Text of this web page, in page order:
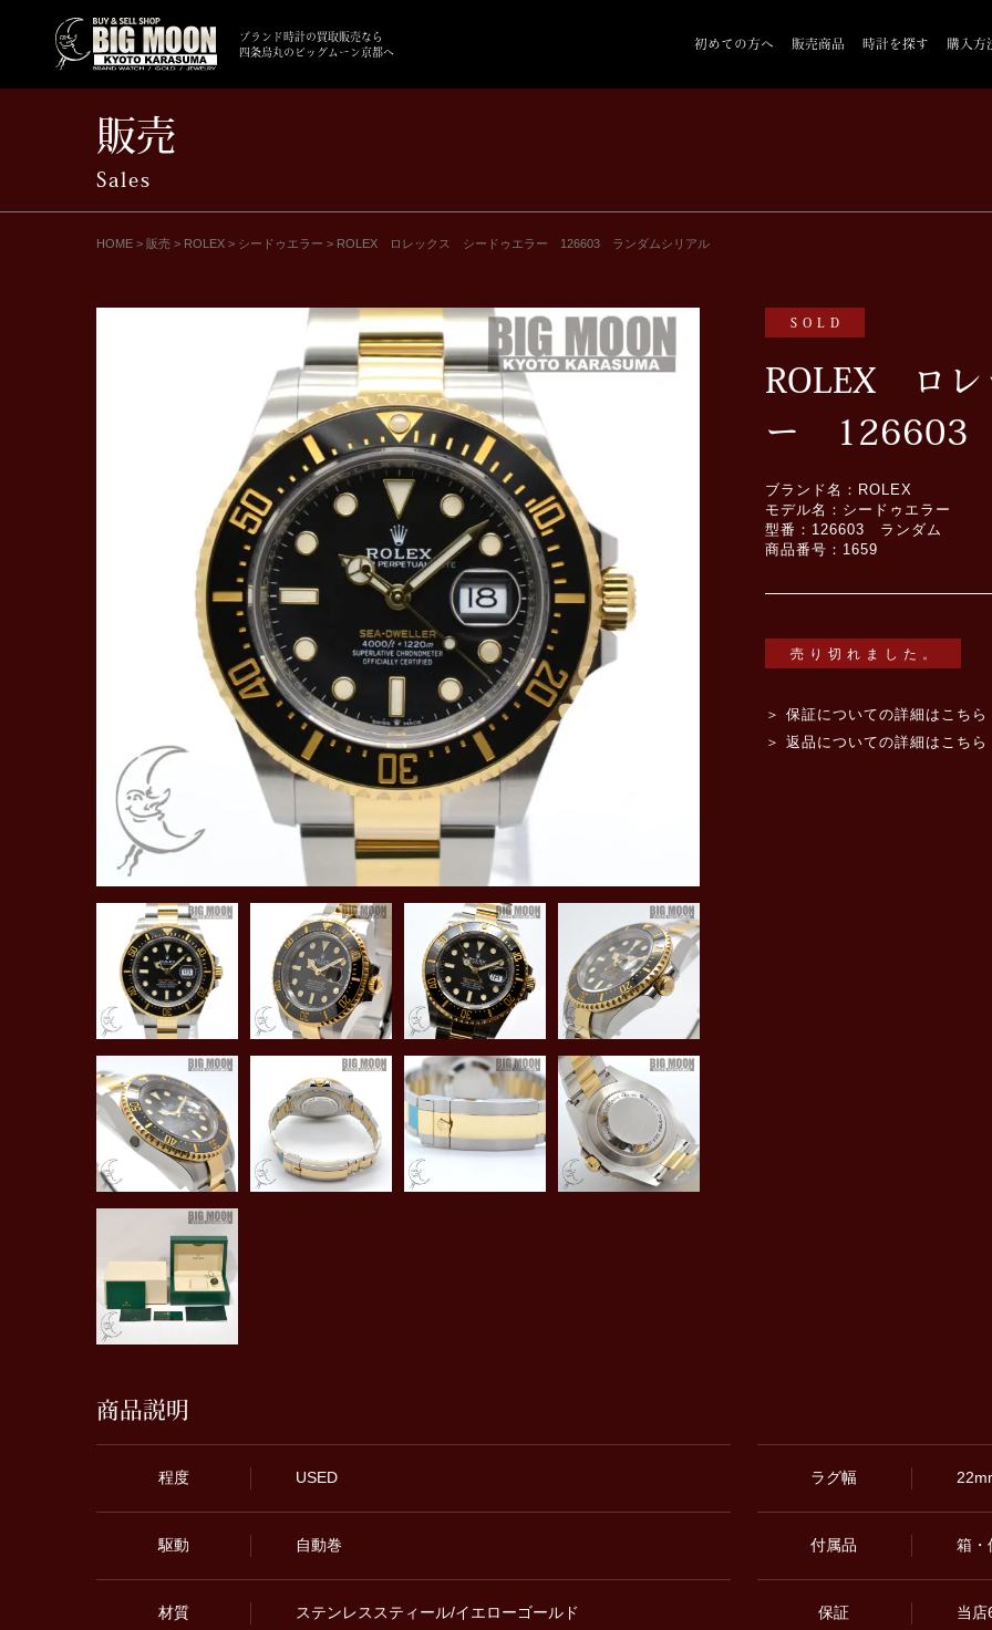
ブランド時計の買取販売なら
四条烏丸のビッグムーン京都へ
初めての方へ 販売商品 時計を探す 購入方
販売
Sales
HOME > 販売 > ROLEX > シードゥエラー > ROLEX ロレックス シードゥエラー 126603 ランダムシリアル
SOLD
ROLEX ロ
ー 126603
ブランド名：ROLEX
モデル名：シードゥエラー
型番：126603 ランダム
商品番号：1659
売り切れました。
＞ 保証についての詳細はこちら
＞ 返品についての詳細はこちら
商品説明
程度 USED
駆動 自動巻
材質 ステンレススティール/イエローゴールド
ラグ幅
付属品 箱・
保証 当店